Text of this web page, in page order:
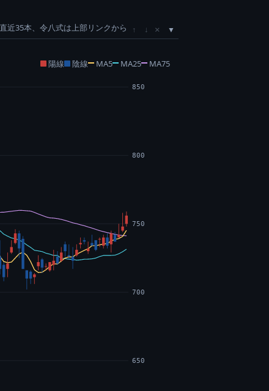
直近35本、令八式は上部リンクから ↑ ↓ ×
陽線 陰線 MA5 MA25 MA75
650
700
750
800
850